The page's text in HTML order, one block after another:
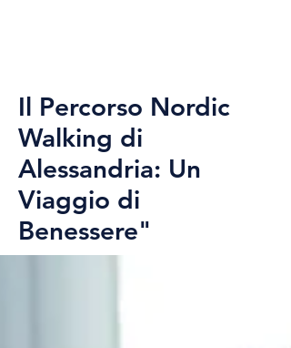
Il Percorso Nordic
Walking di
Alessandria: Un
Viaggio di
Benessere"